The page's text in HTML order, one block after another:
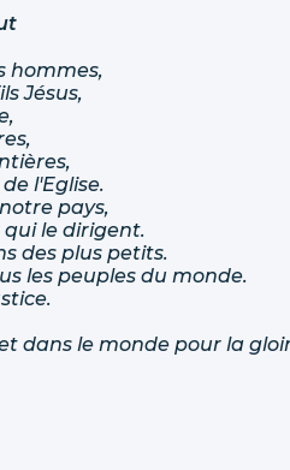
hommes,
Jésus,
l'Eglise.
pays,
le dirigent.
des plus petits.
les peuples du monde.
dans le monde pour la